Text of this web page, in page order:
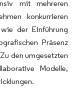
mit mehreren
konkurrieren
der Einführung
Präsenz
den umgesetzten
Modelle,